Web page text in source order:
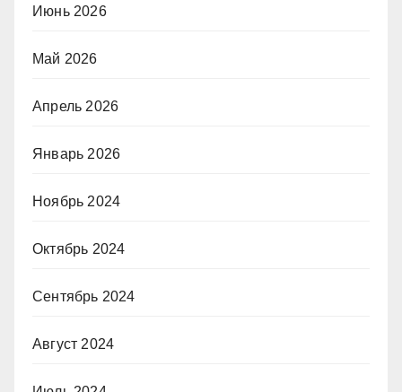
Июнь 2026
Май 2026
Апрель 2026
Январь 2026
Ноябрь 2024
Октябрь 2024
Сентябрь 2024
Август 2024